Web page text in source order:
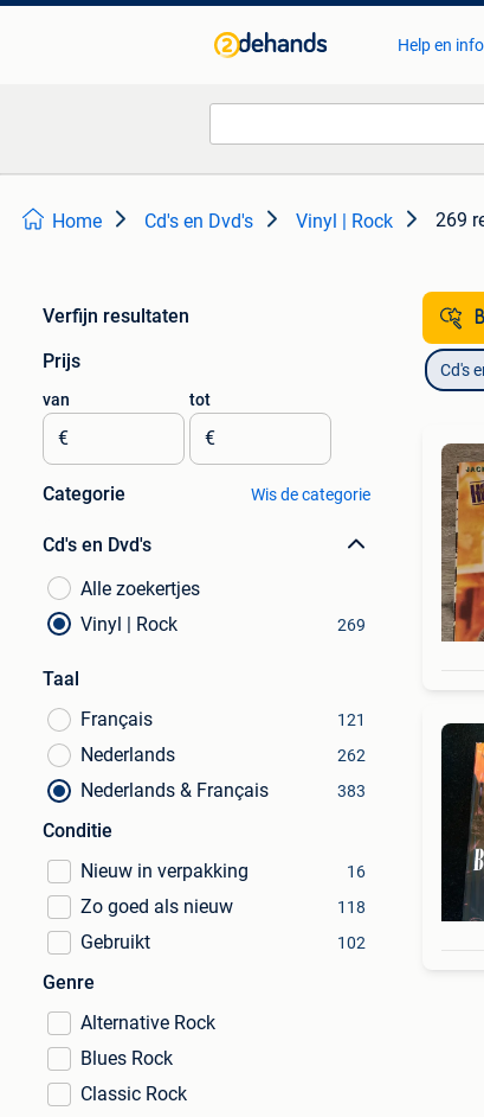
Help en info
Home Cd's en Dvd's Vinyl | Rock 269
Verfijn resultaten
Prijs
van
€
tot
€
Categorie Wis de categorie
Cd's en Dvd's
Alle zoekertjes
Vinyl | Rock
269
Taal
Français
121
Nederlands 262
Nederlands & Français 383
Conditie
Nieuw in verpakking
16
Zo goed als nieuw 118
Gebruikt 102
Genre
Alternative Rock
Blues Rock
Classic Rock
Cd's